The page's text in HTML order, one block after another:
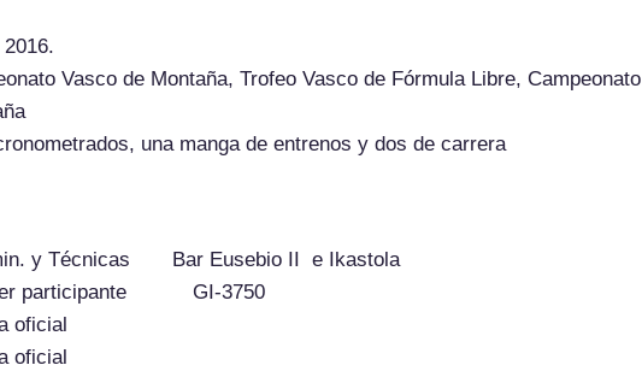
Vasco de Montaña, Trofeo Vasco de Fórmula Libre, Campeonato
una manga de entrenos y dos de carrera
y Técnicas Bar Eusebio II e Ikastola
GI-3750